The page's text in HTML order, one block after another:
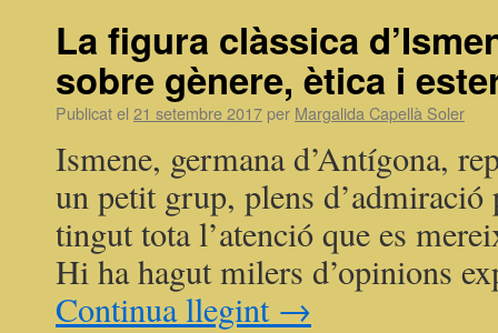
La figura clàssica
sobre gènere, ètica i
Publicat el 21 setembre 2017 per Margalida Capellà Soler
Ismene, germana d’Antígona,
un petit grup, plens d’admiració
tingut tota l’atenció que es
Hi ha hagut milers d’opinions
Continua llegint →